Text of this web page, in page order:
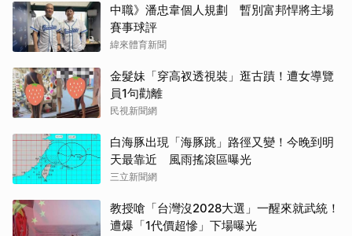
中職》潘忠韋個人規劃 暫別富邦悍將主場
賽事球評
緯來體育新聞
金髮妹「穿高衩透視裝」逛古蹟！遭女導覽
員1句勸離
民視新聞網
白海豚出現「海豚跳」路徑又變！今晚到明
天最靠近 風雨搖滾區曝光
三立新聞網
教授嗆「台灣沒2028大選」一醒來就武統！
遭爆「1代價超慘」下場曝光